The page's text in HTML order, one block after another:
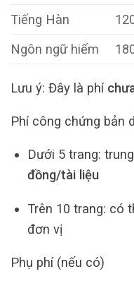
Tiếng Hàn
Ngôn ngữ hiếm
Lưu ý: Đây là phí
Phí công chứng bản
Dưới 5 trang:
đồng/tài liệu
Trên 10 trang: có
đơn vị
Phụ phí (nếu có)